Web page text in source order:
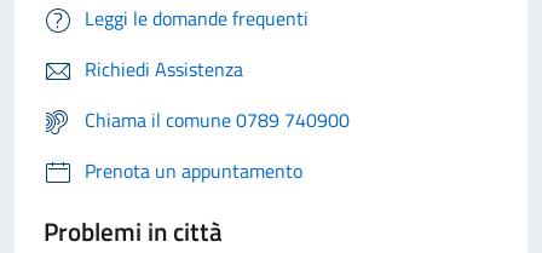
Leggi le domande frequenti
Richiedi Assistenza
Chiama il comune 0789 740900
Prenota un appuntamento
Problemi in città